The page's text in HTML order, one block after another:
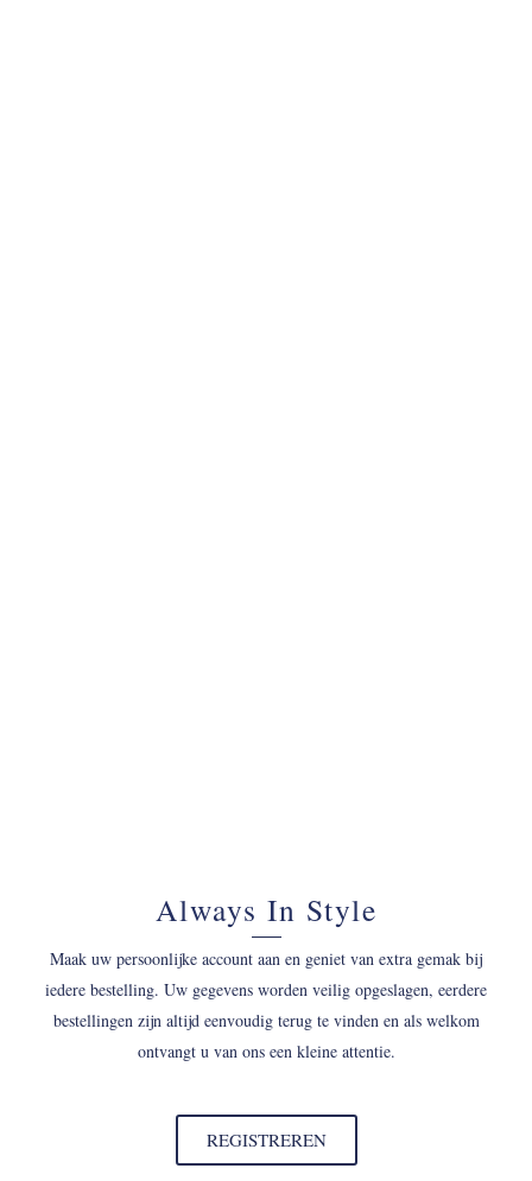
Always In Style
Maak uw persoonlijke account aan en geniet van extra gemak bij
iedere bestelling. Uw gegevens worden veilig opgeslagen, eerdere
bestellingen zijn altijd eenvoudig terug te vinden en als welkom
ontvangt u van ons een kleine attentie.
REGISTREREN